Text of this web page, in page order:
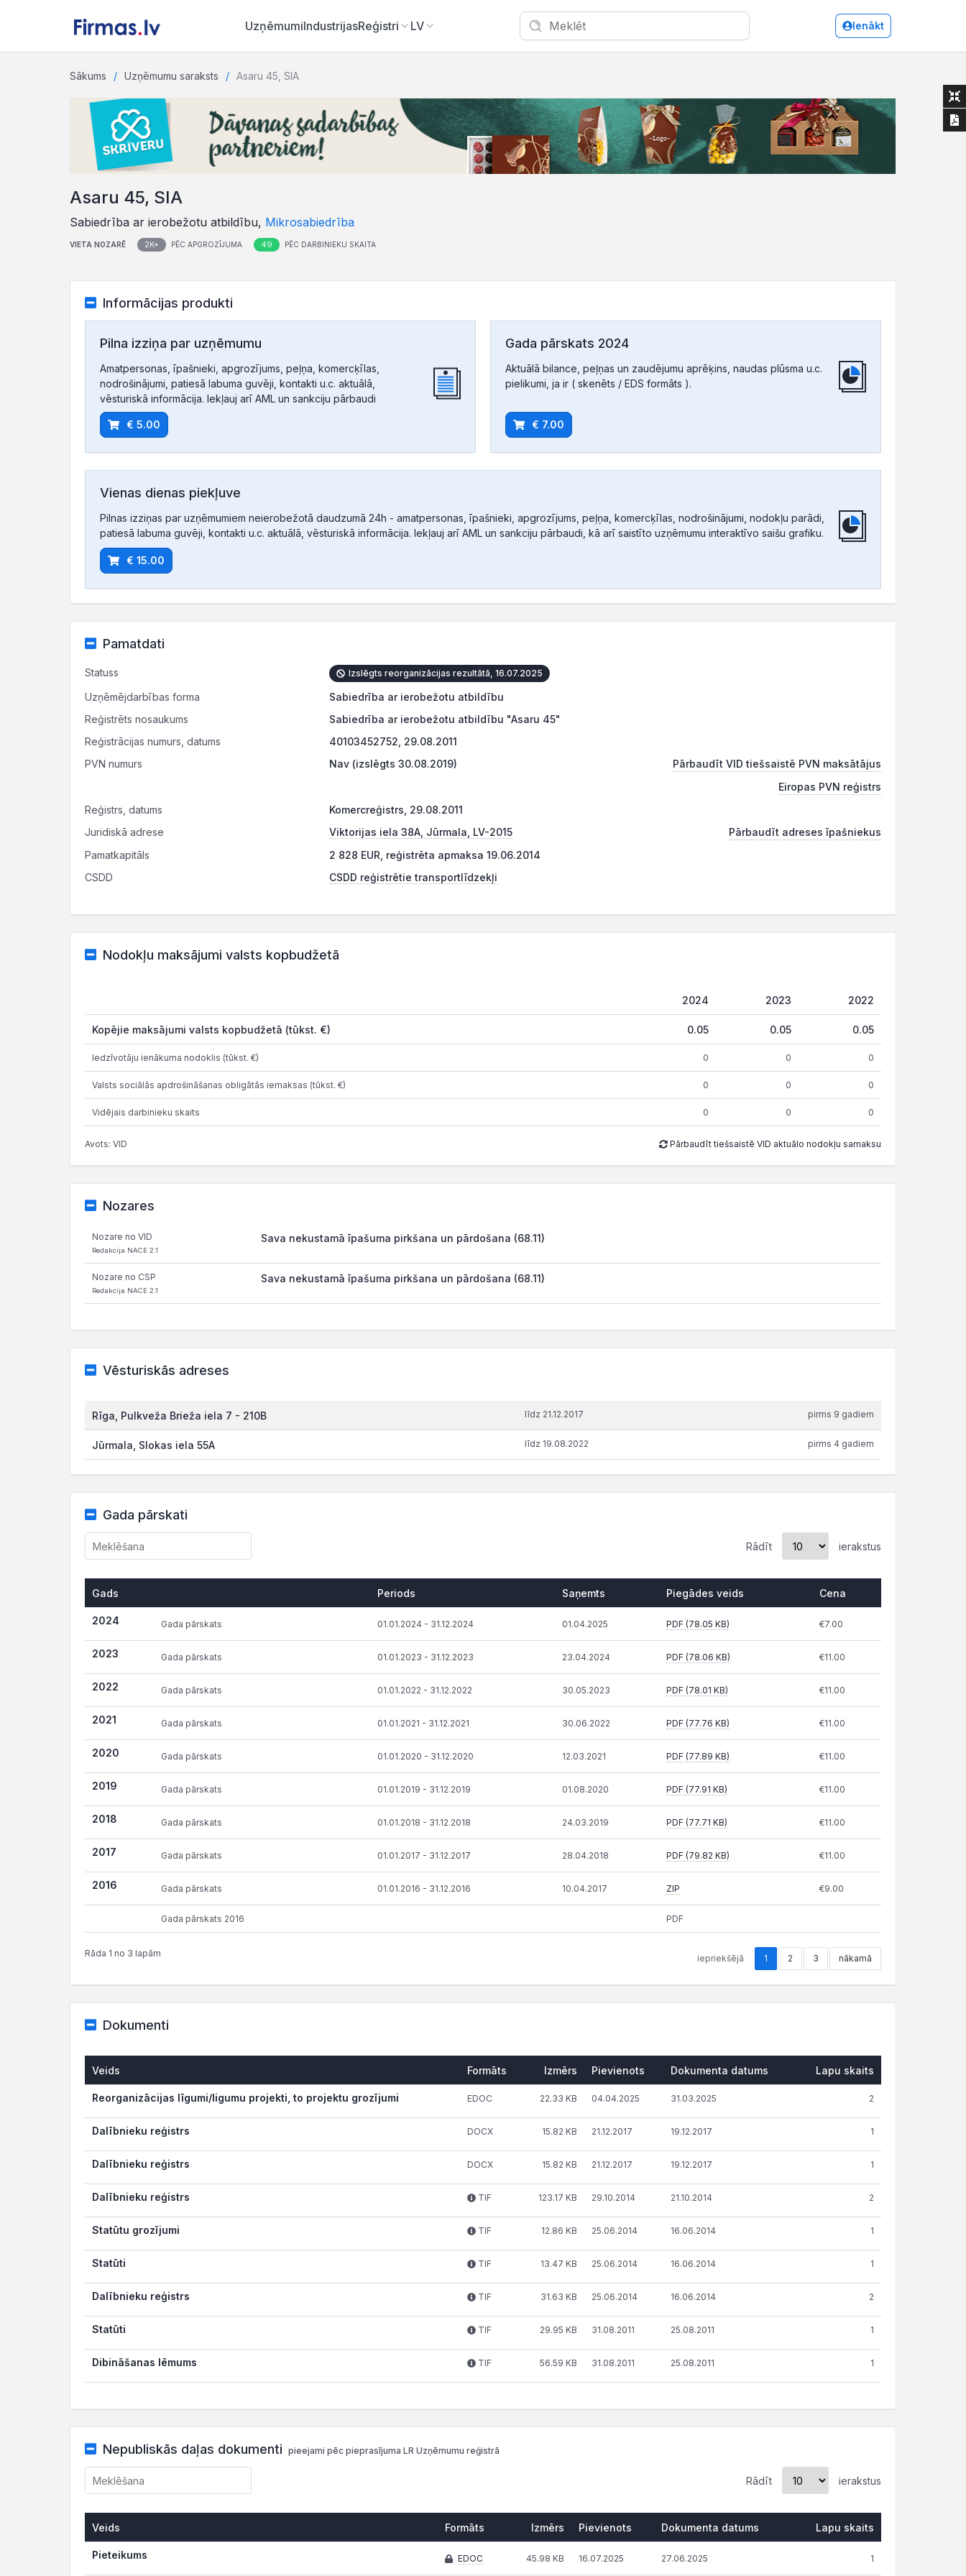
UzņēmumiIndustrijasReģistri LV Ienākt
Sākums Uzņēmumu saraksts Asaru 45, SIA
Asaru 45, SIA
Sabiedrība ar ierobežotu atbildību, Mikrosabiedrība
VIETA NOZARĒ 2K+ PĒC APGROZĪJUMA 49 PĒC DARBINIEKU SKAITA
Informācijas produkti
Pilna izziņa par uzņēmumu
Amatpersonas, īpašnieki, apgrozījums, peļņa, komercķīlas,
nodrošinājumi, patiesā labuma guvēji, kontakti u.c. aktuālā,
vēsturiskā informācija. Iekļauj arī AML un sankciju pārbaudi
€ 5.00
Gada pārskats 2024
Aktuālā bilance, peļņas un zaudējumu aprēķins, naudas plūsma u.c.
pielikumi, ja ir ( skenēts / EDS formāts ).
€ 7.00
Vienas dienas piekļuve
Pilnas izziņas par uzņēmumiem neierobežotā daudzumā 24h - amatpersonas, īpašnieki, apgrozījums, peļņa, komercķīlas, nodrošinājumi, nodokļu parādi,
patiesā labuma guvēji, kontakti u.c. aktuālā, vēsturiskā informācija. Iekļauj arī AML un sankciju pārbaudi, kā arī saistīto uzņēmumu interaktīvo saišu grafiku.
€ 15.00
Pamatdati
Statuss Izslēgts reorganizācijas rezultātā, 16.07.2025
Uzņēmējdarbības forma
Sabiedrība ar ierobežotu atbildību
Reģistrēts nosaukums
Sabiedrība ar ierobežotu atbildību "Asaru 45"
Reģistrācijas numurs, datums
40103452752, 29.08.2011
PVN numurs
Nav (izslēgts 30.08.2019)
Pārbaudīt VID tiešsaistē PVN maksātājus
Eiropas PVN reģistrs
Reģistrs, datums
Komercreģistrs, 29.08.2011
Juridiskā adrese
Viktorijas iela 38A, Jūrmala, LV-2015
Pārbaudīt adreses īpašniekus
Pamatkapitāls
2 828 EUR, reģistrēta apmaksa 19.06.2014
CSDD
CSDD reģistrētie transportlīdzekļi
Nodokļu maksājumi valsts kopbudžetā
2024 2023 2022
Kopējie maksājumi valsts kopbudžetā (tūkst. €) 0.05 0.05 0.05
Iedzīvotāju ienākuma nodoklis (tūkst. €) 0 0 0
Valsts sociālās apdrošināšanas obligātās iemaksas (tūkst. €) 0 0 0
Vidējais darbinieku skaits 0 0 0
Avots: VID Pārbaudīt tiešsaistē VID aktuālo nodokļu samaksu
Nozares
Nozare no VID
Redakcija NACE 2.1
Sava nekustamā īpašuma pirkšana un pārdošana (68.11)
Nozare no CSP
Redakcija NACE 2.1
Sava nekustamā īpašuma pirkšana un pārdošana (68.11)
Vēsturiskās adreses
Rīga, Pulkveža Brieža iela 7 - 210B līdz 21.12.2017 pirms 9 gadiem
Jūrmala, Slokas iela 55A līdz 19.08.2022 pirms 4 gadiem
Gada pārskati
Rādīt ierakstus
Gads Periods Saņemts Piegādes veids
Cena
Gads
2024 Gada pārskats 01.01.2024 - 31.12.2024 01.04.2025 PDF (78.05 KB) €7.00
2023 Gada pārskats 01.01.2023 - 31.12.2023 23.04.2024 PDF (78.06 KB) €11.00
2022 Gada pārskats 01.01.2022 - 31.12.2022 30.05.2023 PDF (78.01 KB) €11.00
2021 Gada pārskats 01.01.2021 - 31.12.2021 30.06.2022 PDF (77.76 KB) €11.00
2020 Gada pārskats 01.01.2020 - 31.12.2020 12.03.2021 PDF (77.89 KB) €11.00
2019 Gada pārskats 01.01.2019 - 31.12.2019 01.08.2020 PDF (77.91 KB) €11.00
2018 Gada pārskats 01.01.2018 - 31.12.2018 24.03.2019 PDF (77.71 KB) €11.00
2017 Gada pārskats 01.01.2017 - 31.12.2017 28.04.2018 PDF (79.82 KB) €11.00
2016 Gada pārskats 01.01.2016 - 31.12.2016 10.04.2017 ZIP €9.00
Gada pārskats 2016 PDF
Rāda 1 no 3 lapām iepriekšējā 1 2 3 nākamā
Dokumenti
Veids Formāts Izmērs Pievienots Dokumenta datums Lapu skaits
Reorganizācijas līgumi/ligumu projekti, to projektu grozījumi EDOC 22.33 KB 04.04.2025 31.03.2025 2
Dalībnieku reģistrs DOCX 15.82 KB 21.12.2017 19.12.2017 1
Dalībnieku reģistrs DOCX 15.82 KB 21.12.2017 19.12.2017 1
Dalībnieku reģistrs TIF 123.17 KB 29.10.2014 21.10.2014 2
Statūtu grozījumi TIF 12.86 KB 25.06.2014 16.06.2014 1
Statūti TIF 13.47 KB 25.06.2014 16.06.2014 1
Dalībnieku reģistrs TIF 31.63 KB 25.06.2014 16.06.2014 2
Statūti TIF 29.95 KB 31.08.2011 25.08.2011 1
Dibināšanas lēmums TIF 56.59 KB 31.08.2011 25.08.2011 1
Nepubliskās daļas dokumenti pieejami pēc pieprasījuma LR Uzņēmumu reģistrā
Rādīt ierakstus
Veids Formāts Izmērs Pievienots Dokumenta datums
Lapu skaits
Veids
Pieteikums EDOC 45.98 KB 16.07.2025 27.06.2025 1